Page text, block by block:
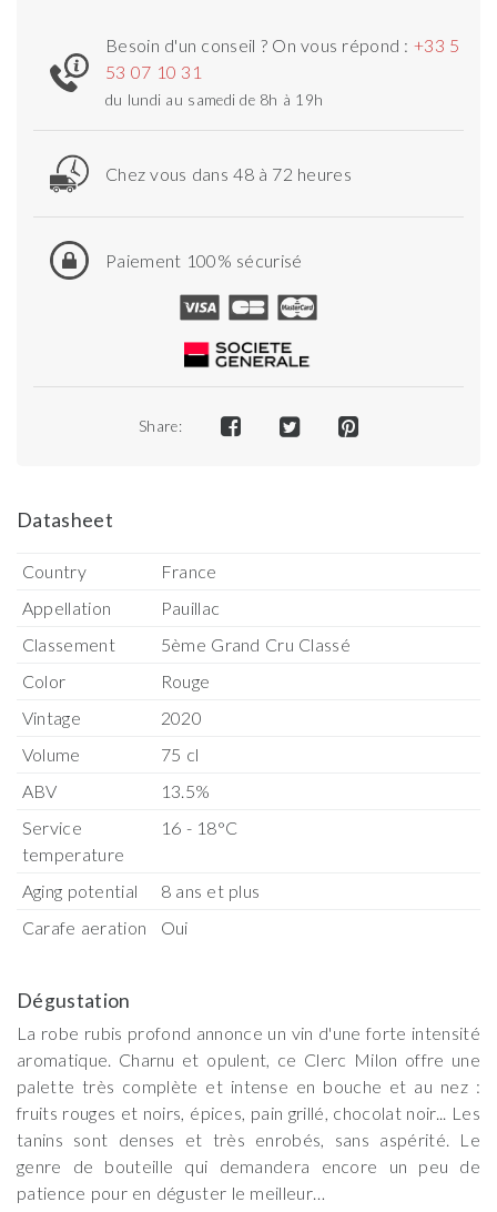
Besoin d'un conseil ? On vous répond : +33 5
53 07 10 31
du lundi au samedi de 8h à 19h
Chez vous dans 48 à 72 heures
Paiement 100% sécurisé
Share:
Datasheet
Country
France
Appellation
Pauillac
Classement
5ème Grand Cru Classé
Color
Rouge
Vintage
2020
Volume
75 cl
ABV
13.5%
Service
temperature
16 - 18°C
Aging potential
8 ans et plus
Carafe aeration
Oui
Dégustation
La robe rubis profond annonce un vin d'une forte intensité
aromatique. Charnu et opulent, ce Clerc Milon offre une
palette très complète et intense en bouche et au nez :
fruits rouges et noirs, épices, pain grillé, chocolat noir... Les
tanins sont denses et très enrobés, sans aspérité. Le
genre de bouteille qui demandera encore un peu de
patience pour en déguster le meilleur…